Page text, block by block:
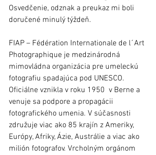
Osvedčenie, odznak a preukaz mi boli
doručené minulý týždeň.
FIAP – Fédération Internationale de l´Art
Photographique je medzinárodná
mimovládna organizácia pre umeleckú
fotografiu spadajúca pod UNESCO.
Oficiálne vznikla v roku 1950  v Berne a
venuje sa podpore a propagácii
fotografického umenia. V súčasnosti
združuje viac ako 85 krajín z Ameriky,
Európy, Afriky, Ázie, Austrálie a viac ako
milión fotografov. Vrcholným orgánom